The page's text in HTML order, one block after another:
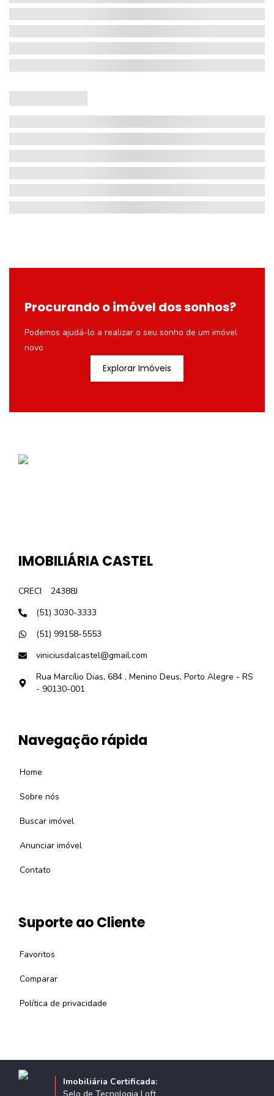
Procurando o imóvel dos sonhos?
Podemos ajudá-lo a realizar o seu sonho de um imóvel
novo
Explorar Imóveis
IMOBILIÁRIA CASTEL
CRECI
24388J
(51) 3030-3333
(51) 99158-5553
viniciusdalcastel@gmail.com
Rua Marcílio Dias, 684 , Menino Deus, Porto Alegre - RS
- 90130-001
Navegação rápida
Home
Sobre nós
Buscar imóvel
Anunciar imóvel
Contato
Suporte ao Cliente
Favoritos
Comparar
Política de privacidade
Imobiliária Certificada: